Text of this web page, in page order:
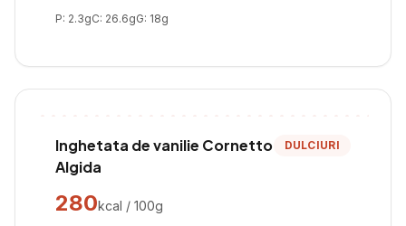
P: 2.3gC: 26.6gG: 18g
Inghetata de vanilie Cornetto
Algida
DULCIURI
280kcal / 100g